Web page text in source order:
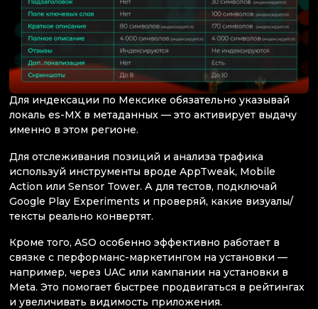
Для индексации по Мексике обязательно указывай
локаль es-MX в метаданных — это активирует выдачу
именно в этом регионе.
Для отслеживания позиций и анализа трафика
используй инструменты вроде AppTweak, Mobile
Action или Sensor Tower. А для тестов, подключай
Google Play Experiments и проверяй, какие визуалы/
тексты реально конвертят.
Кроме того, ASO особенно эффективно работает в
связке с перформанс-маркетингом на установки —
например, через UAC или кампании на установки в
Meta. Это помогает быстрее продвигаться в рейтингах
и увеличивать видимость приложения.